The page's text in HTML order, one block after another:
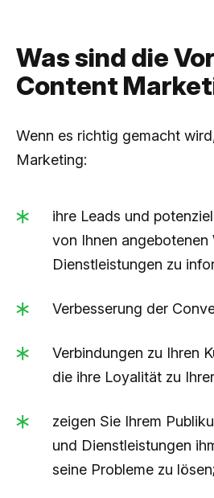
Was sind die
Content
Wenn es richtig gemacht
Marketing:
ihre Leads und
von Ihnen angebotenen
Dienstleistungen zu
Verbesserung der
Verbindungen zu Ihren
die ihre Loyalität zu
zeigen Sie Ihrem
und Dienstleistungen
seine Probleme zu lösen;